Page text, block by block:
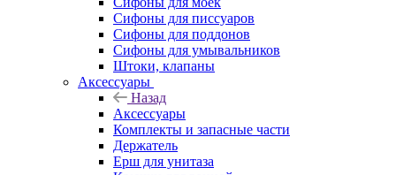
Сифоны для писсуаров
Сифоны для поддонов
Сифоны для умывальников
Штоки, клапаны
Аксессуары
Назад
Аксессуары
Комплекты и запасные части
Держатель
Ерш для унитаза